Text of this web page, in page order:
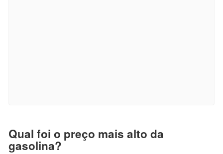
Qual foi o preço mais alto da
gasolina?